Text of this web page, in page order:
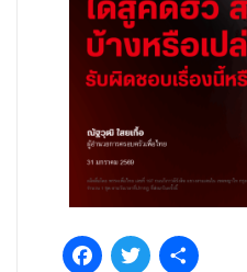
FacebookTwitter